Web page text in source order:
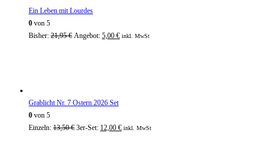
Ein Leben mit Lourdes
0 von 5
Bisher: 21,95€ Angebot: 5,00 € inkl. MwSt
Grablicht Nr. 7 Ostern 2026 Set
0 von 5
Einzeln: 13,50€ 3er-Set: 12,00 € inkl. MwSt